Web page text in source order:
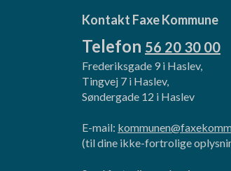
Kontakt Faxe Kommune
Telefon 56 20 30 00
Frederiksgade 9 i Haslev,
Tingvej 7 i Haslev,
Søndergade 12 i Haslev
E-mail:
(til dine ikke-fortrolige